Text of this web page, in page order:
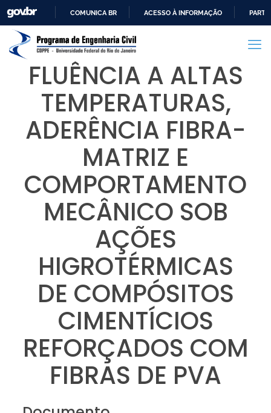
PARA
CONTEÚDO
COMUNICA BR ACESSO À INFORMAÇÃO
FLUÊNCIA A ALTAS
TEMPERATURAS,
ADERÊNCIA FIBRA-
MATRIZ E
COMPORTAMENTO
MECÂNICO SOB
AÇÕES
HIGROTÉRMICAS
DE COMPÓSITOS
CIMENTÍCIOS
REFORÇADOS COM
FIBRAS DE PVA